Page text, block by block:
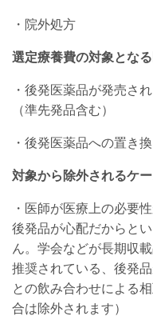
・院外処方
選定療養費の対象とな
・後発医薬品が発売さ
（準先発品含む）
・後発医薬品への置き
対象から除外されるケ
・医師が医療上の必要
後発品が心配だからと
ん。学会などが長期収
推奨されている、後発
との飲み合わせによる
合は除外されます）